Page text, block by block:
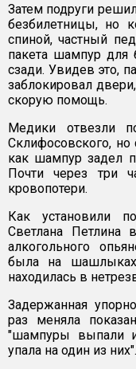
Затем подруги
безбилетницы, но
спиной, частный
пакета шампур для
сзади. Увидев это,
заблокировал
скорую помощь.
Медики отвезли
Склифосовского,
как шампур задел
Почти через три
кровопотери.
Как установили
Светлана Петлина
алкогольного
была на
находилась в
Задержанная
раз меняла
"шампуры выпали
упала на один из них".